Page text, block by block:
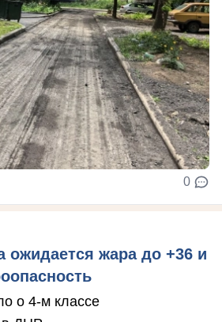
0
ожидается жара до +36 и
о 4-м классе